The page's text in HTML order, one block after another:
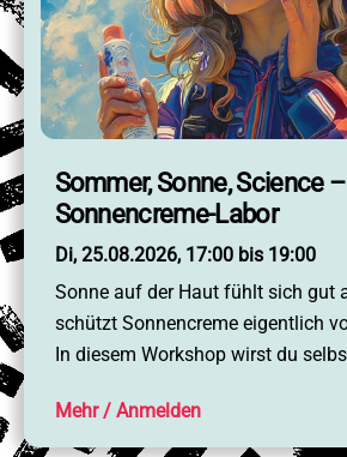
Sommer, Sonne, Science
Sonnencreme-Labor
Di, 25.08.2026, 17:00 bis 19:00
Sonne auf der Haut fühlt sich gut
schützt Sonnencreme eigentlich
In diesem Workshop wirst du
Mehr